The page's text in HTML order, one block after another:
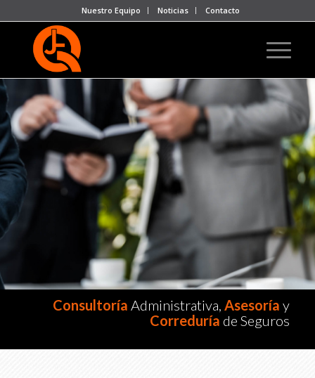
Nuestro Equipo Noticias Contacto
Consultoría Administrativa, Asesoríay
Correduría de Seguros